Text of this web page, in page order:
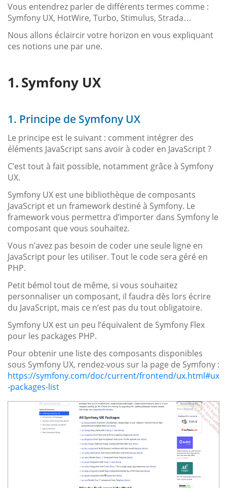
Vous entendrez parler de différents termes comme :
Symfony UX, HotWire, Turbo, Stimulus, Strada…
Nous allons éclaircir votre horizon en vous expliquant
ces notions une par une.
Symfony UX
1. Principe de Symfony UX
Le principe est le suivant : comment intégrer des
éléments JavaScript sans avoir à coder en JavaScript ?
C’est tout à fait possible, notamment grâce à Symfony
UX.
Symfony UX est une bibliothèque de composants
JavaScript et un framework destiné à Symfony. Le
framework vous permettra d’importer dans Symfony le
composant que vous souhaitez.
Vous n’avez pas besoin de coder une seule ligne en
JavaScript pour les utiliser. Tout le code sera géré en
PHP.
Petit bémol tout de même, si vous souhaitez
personnaliser un composant, il faudra dès lors écrire
du JavaScript, mais ce n’est pas du tout obligatoire.
Symfony UX est un peu l’équivalent de Symfony Flex
pour les packages PHP.
Pour obtenir une liste des composants disponibles
sous Symfony UX, rendez-vous sur la page de Symfony :
https://symfony.com/doc/current/frontend/ux.html#ux
-packages-list